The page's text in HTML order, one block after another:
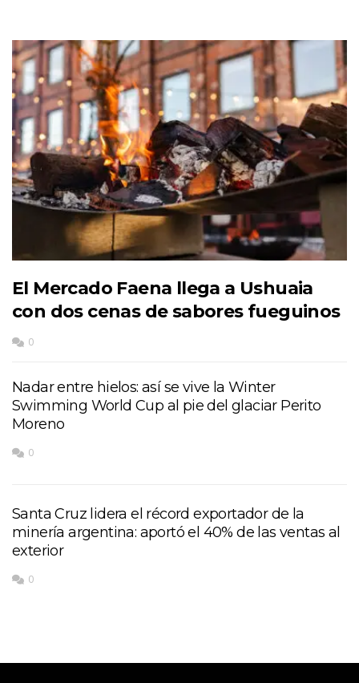
El Mercado Faena llega a Ushuaia
con dos cenas de sabores fueguinos
0
Nadar entre hielos: así se vive la Winter
Swimming World Cup al pie del glaciar Perito
Moreno
0
Santa Cruz lidera el récord exportador de la
minería argentina: aportó el 40% de las ventas al
exterior
0